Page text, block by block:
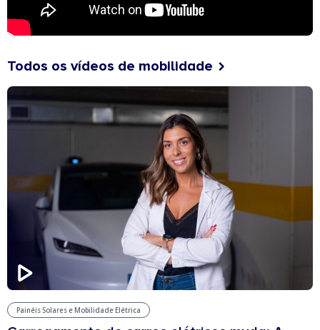
Todos os vídeos de mobilidade
Painéis Solares e Mobilidade Elétrica